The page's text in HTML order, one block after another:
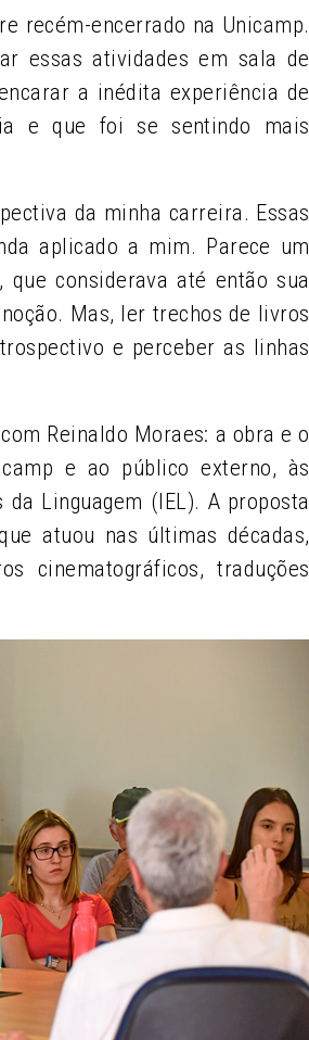
recém-encerrado na Unicamp.
essas atividades em sala de
a inédita experiência de
e que foi se sentindo mais
da minha carreira. Essas
aplicado a mim. Parece um
que considerava até então sua
Mas, ler trechos de livros
e perceber as linhas
Reinaldo Moraes: a obra e o
e ao público externo, às
Linguagem (IEL). A proposta
atuou nas últimas décadas,
cinematográficos, traduções